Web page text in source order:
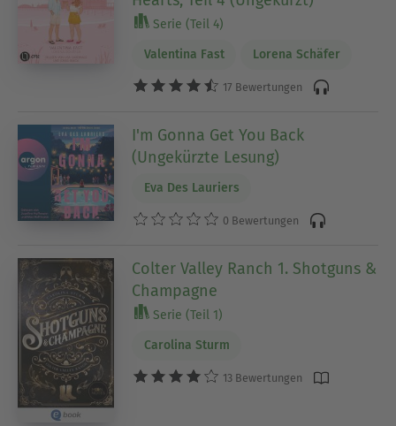
Serie (Teil 4)
Valentina Fast Lorena Schäfer
17 Bewertungen
I'm Gonna Get You Back
(Ungekürzte Lesung)
Eva Des Lauriers
0 Bewertungen
Colter Valley Ranch 1. Shotguns &
Champagne
Serie (Teil 1)
Carolina Sturm
13 Bewertungen